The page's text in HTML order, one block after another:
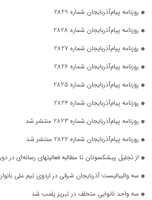
روزنامه پیام‌آذربایجان شماره 2829
روزنامه پیام‌آذربایجان شماره 2828
روزنامه پیام‌آذربایجان شماره 2827
روزنامه پیام‌آذربایجان شماره 2826
روزنامه پیام‌آذربایجان شماره 2825
روزنامه پیام‌آذربایجان شماره 2824
روزنامه پیام‌آذربایجان شماره 2823 منتشر شد
روزنامه پیام‌آذربایجان شماره 2822 منتشر شد
از تجلیل پیشکسوتان تا مطالبه فعالیتهای رسانه‌ای در
سه والیبالیست آذربایجان‌ شرقی در اردوی تیم ملی
سه واحد نانوایی متخلف در تبریز پلمب شد